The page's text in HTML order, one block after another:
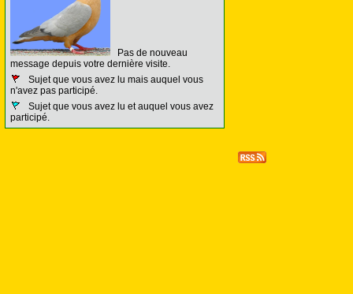
Pas de nouveau
message depuis votre dernière visite.
Sujet que vous avez lu mais auquel vous
n'avez pas participé.
Sujet que vous avez lu et auquel vous avez
participé.